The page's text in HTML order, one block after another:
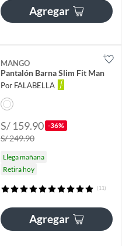
Agregar
MANGO
Pantalón Barna Slim Fit Man
Por FALABELLA
S/ 159.90 -36%
S/ 249.90
Llega mañana
Retira hoy
(11)
Agregar